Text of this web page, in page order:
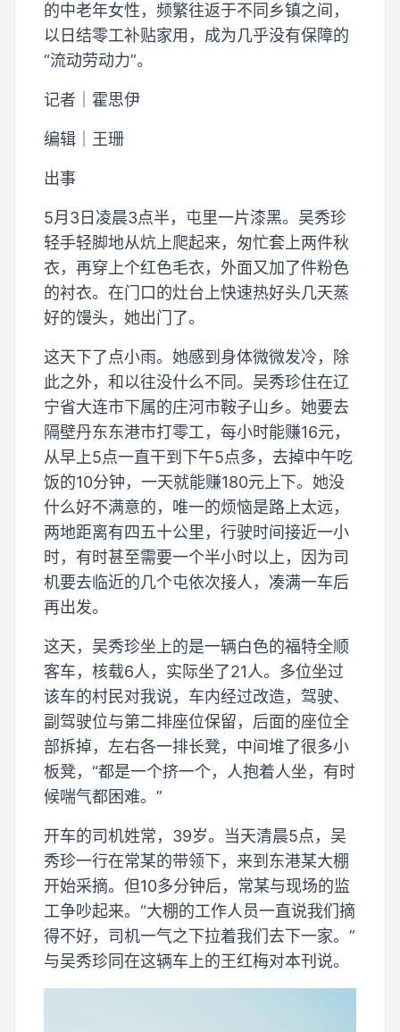
的中老年女性，频繁往返于不同乡镇之间，
以日结零工补贴家用，成为几乎没有保障的
“流动劳动力”。
记者｜霍思伊
编辑｜王珊
出事
5月3日凌晨3点半，屯里一片漆黑。吴秀珍
轻手轻脚地从炕上爬起来，匆忙套上两件秋
衣，再穿上个红色毛衣，外面又加了件粉色
的衬衣。在门口的灶台上快速热好头几天蒸
好的馒头，她出门了。
这天下了点小雨。她感到身体微微发冷，除
此之外，和以往没什么不同。吴秀珍住在辽
宁省大连市下属的庄河市鞍子山乡。她要去
隔壁丹东东港市打零工，每小时能赚16元，
从早上5点一直干到下午5点多，去掉中午吃
饭的10分钟，一天就能赚180元上下。她没
什么好不满意的，唯一的烦恼是路上太远，
两地距离有四五十公里，行驶时间接近一小
时，有时甚至需要一个半小时以上，因为司
机要去临近的几个屯依次接人，凑满一车后
再出发。
这天，吴秀珍坐上的是一辆白色的福特全顺
客车，核载6人，实际坐了21人。多位坐过
该车的村民对我说，车内经过改造，驾驶、
副驾驶位与第二排座位保留，后面的座位全
部拆掉，左右各一排长凳，中间堆了很多小
板凳，“都是一个挤一个，人抱着人坐，有时
候喘气都困难。”
开车的司机姓常，39岁。当天清晨5点，吴
秀珍一行在常某的带领下，来到东港某大棚
开始采摘。但10多分钟后，常某与现场的监
工争吵起来。“大棚的工作人员一直说我们摘
得不好，司机一气之下拉着我们去下一家。”
与吴秀珍同在这辆车上的王红梅对本刊说。